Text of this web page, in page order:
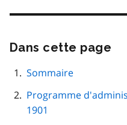
Dans cette page
Sommaire
Programme
1901